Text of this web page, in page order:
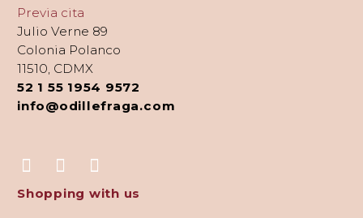
Previa cita
Julio Verne 89
Colonia Polanco
11510, CDMX
52 1 55 1954 9572
info@odillefraga.com
Shopping with us